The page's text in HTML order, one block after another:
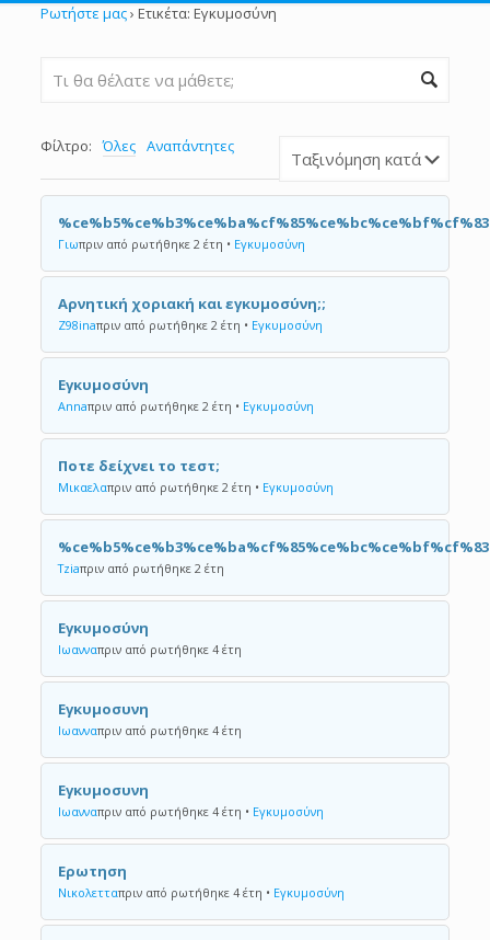
Ρωτήστε μας› Ετικέτα: Εγκυμοσύνη
Φίλτρο: Όλες Αναπάντητες
Γιωπριν από ρωτήθηκε 2 έτη • Εγκυμοσύνη
Αρνητική χοριακή και εγκυμοσύνη;;
Z98inaπριν από ρωτήθηκε 2 έτη • Εγκυμοσύνη
Εγκυμοσύνη
Annaπριν από ρωτήθηκε 2 έτη • Εγκυμοσύνη
Ποτε δείχνει το τεστ;
Μικαελαπριν από ρωτήθηκε 2 έτη • Εγκυμοσύνη
Tziaπριν από ρωτήθηκε 2 έτη
Εγκυμοσύνη
Ιωανναπριν από ρωτήθηκε 4 έτη
Εγκυμοσυνη
Ιωανναπριν από ρωτήθηκε 4 έτη
Εγκυμοσυνη
Ιωανναπριν από ρωτήθηκε 4 έτη • Εγκυμοσύνη
Ερωτηση
Νικολετταπριν από ρωτήθηκε 4 έτη • Εγκυμοσύνη